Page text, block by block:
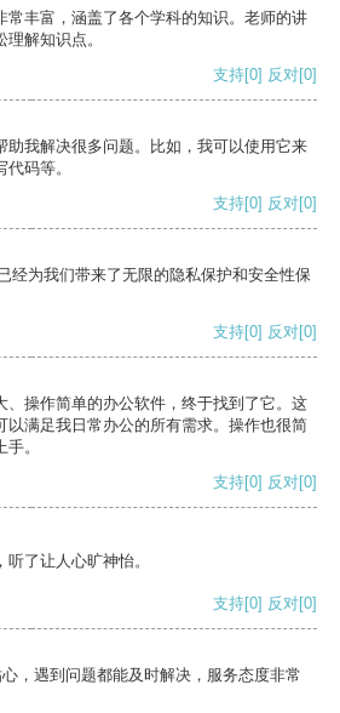
常丰富，涵盖了各个学科的知识。老师的讲
解知识点。
支持[0] 反对[0]
助我解决很多问题。比如，我可以使用它来
码等。
支持[0] 反对[0]
经为我们带来了无限的隐私保护和安全性保
支持[0] 反对[0]
、操作简单的办公软件，终于找到了它。这
以满足我日常办公的所有需求。操作也很简
。
支持[0] 反对[0]
了让人心旷神怡。
支持[0] 反对[0]
，遇到问题都能及时解决，服务态度非常